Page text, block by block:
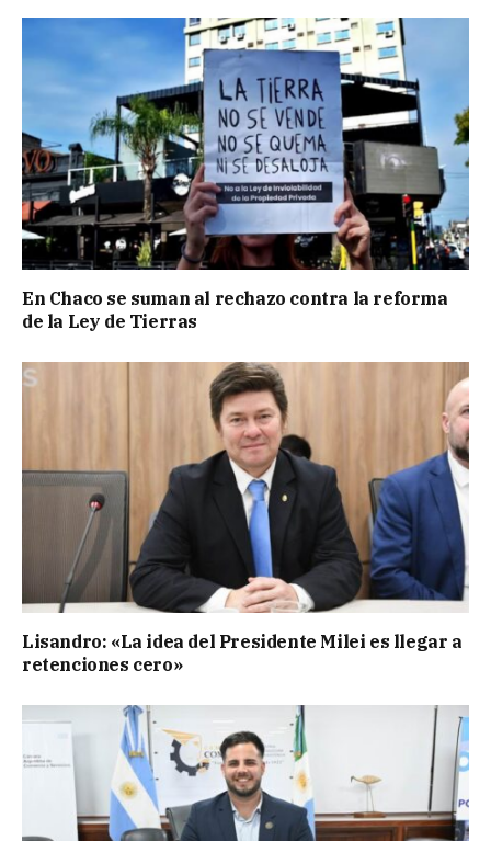
En Chaco se suman al rechazo contra la reforma
de la Ley de Tierras
Lisandro: «La idea del Presidente Milei es llegar a
retenciones cero»